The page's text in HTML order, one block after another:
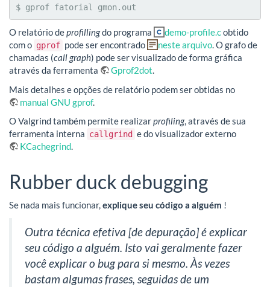
$ gprof fatorial gmon.out
O relatório deprofillingdo programa demo-profile.cobtido
com o gprof pode ser encontrado neste arquivo. O grafo de
chamadas (call graph) pode ser visualizado de forma gráfica
através da ferramenta
Gprof2dot.
Mais detalhes e opções de relatório podem ser obtidas no
manual GNU gprof.
O Valgrind também permite realizarprofiling, através de sua
ferramenta interna callgrind e do visualizador externo
KCachegrind.
Rubber duck debugging
Se nada mais funcionar,explique seu código a alguém !
Outra técnica efetiva [de depuração] é explicar
seu código a alguém. Isto vai geralmente fazer
você explicar o bug para si mesmo. Às vezes
bastam algumas frases, seguidas de um